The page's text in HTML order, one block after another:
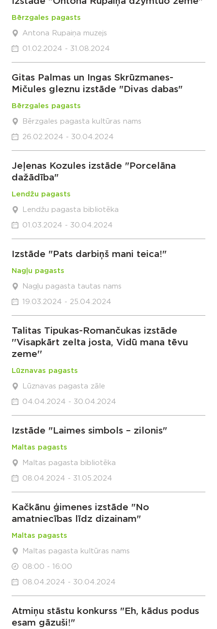
Bērzgales pagasts
Antona Rupaiņa muzejs
01.02.2024 - 31.08.2024
Gitas Palmas un Ingas Skrūzmanes-
Mičules gleznu izstāde "Divas dabas"
Bērzgales pagasts
Bērzgales pagasta kultūras nams
26.02.2024 - 30.04.2024
Jeļenas Kozules izstāde "Porcelāna
dažādība"
Lendžu pagasts
Lendžu pagasta bibliotēka
01.03.2024 - 30.04.2024
Izstāde "Pats darbiņš mani teica!"
Nagļu pagasts
Nagļu pagasta tautas nams
19.03.2024 - 25.04.2024
Talitas Tipukas-Romančukas izstāde
''Visapkārt zelta josta, Vidū mana tēvu
zeme''
Lūznavas pagasts
Lūznavas pagasta zāle
04.04.2024 - 30.04.2024
Izstāde "Laimes simbols – zilonis"
Maltas pagasts
Maltas pagasta bibliotēka
08.04.2024 - 31.05.2024
Kačkānu ģimenes izstāde "No
amatniecības līdz dizainam"
Maltas pagasts
Maltas pagasta kultūras nams
08:00 - 16:00
08.04.2024 - 30.04.2024
Atmiņu stāstu konkurss "Eh, kādus podus
esam gāzuši!"